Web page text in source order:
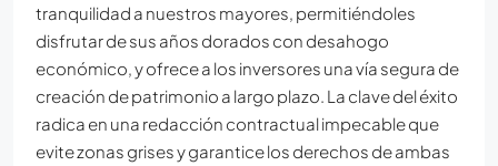
tranquilidad a nuestros mayores, permitiéndoles
disfrutar de sus años dorados con desahogo
económico, y ofrece a los inversores una vía segura de
creación de patrimonio a largo plazo. La clave del éxito
radica en una redacción contractual impecable que
evite zonas grises y garantice los derechos de ambas